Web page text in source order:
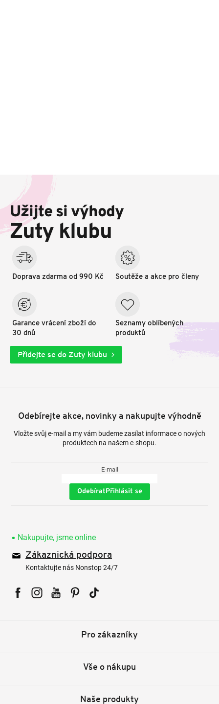
a
í
Užijte si výhody
Zuty klubu
Doprava zdarma od 990 Kč
Garance vrácení zboží do
30 dnů
Soutěže a akce pro členy
Seznamy oblíbených
produktů
Přidejte se do Zuty klubu
Odebírejte akce, novinky a nakupujte výhodně
Vložte svůj e-mail a my vám budeme zasílat informace o nových
produktech na našem e-shopu.
E-mail
Přihlásit se
Nakupujte, jsme online
Zákaznická podpora
Kontaktujte nás Nonstop 24/7
Pro zákazníky
Vše o nákupu
Naše produkty